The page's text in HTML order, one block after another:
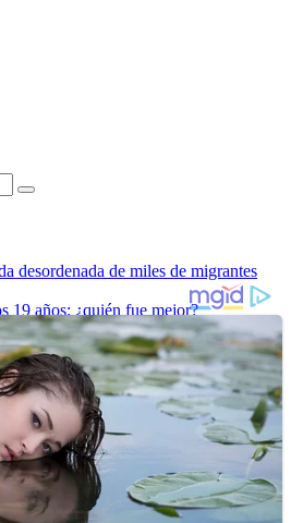
desordenada de miles de migrantes
19 años: ¿quién fue mejor?
que muestra a una mujer real
size que inspiran a sus seguidoras
formación militar y se prepara para